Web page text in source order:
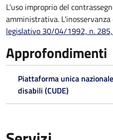
L'uso improprio del
amministrativa.
legislativo 30/04/1992, n.
Approfondimenti
Piattaforma unica
disabili (CUDE)